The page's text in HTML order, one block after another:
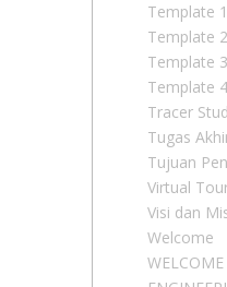
Template
Template
Template
Template
Tracer
Tugas
Tujuan
Virtual
Visi dan
Welcome